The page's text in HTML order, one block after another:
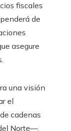
fiscales
de
asegure
una visión
el
cadenas
Norte—.